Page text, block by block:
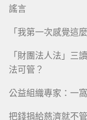
謠言
「我第一次感覺這
「財團法人法」三
法可管？
公益組織專家：一
把錢捐給慈濟就不